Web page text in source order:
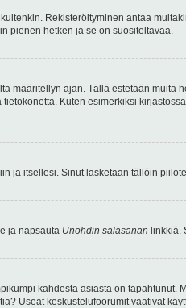
Rekisteröityminen antaa
pienen hetken ja se on suositeltavaa.
määritellyn ajan. Tällä estetään muita
Kuten esimerkiksi
ja itsellesi. Sinut lasketaan tällöin
ja napsauta Unohdin salasanan linkkiä.
kahdesta asiasta on tapahtunut.
Useat keskustelufoorumit vaativat